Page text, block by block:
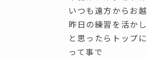
いつも遠方からお
昨日の練習を活か
と思ったらトップ
って事で